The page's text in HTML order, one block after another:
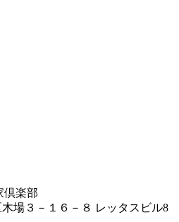
倶楽部
場３－１６－８ レッタスビル8